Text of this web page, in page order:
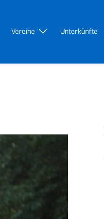
Vereine Unterkünfte